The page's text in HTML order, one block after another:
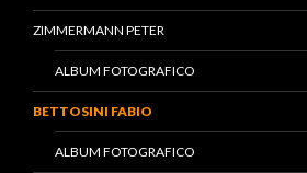
ZIMMERMANN PETER
ALBUM FOTOGRAFICO
BETTOSINI FABIO
ALBUM FOTOGRAFICO